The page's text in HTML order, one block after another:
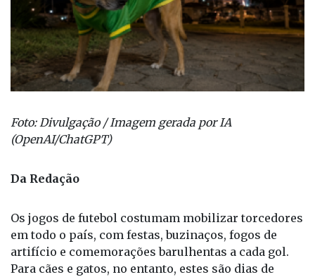
Foto: Divulgação / Imagem gerada por IA
(OpenAI/ChatGPT)
Da Redação
Os jogos de futebol costumam mobilizar torcedores
em todo o país, com festas, buzinaços, fogos de
artifício e comemorações barulhentas a cada gol.
Para cães e gatos, no entanto, estes são dias de